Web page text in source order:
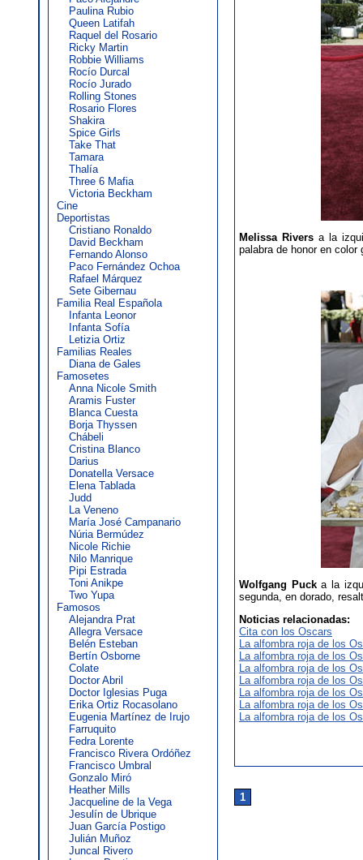
Paulina Rubio
Queen Latifah
Raquel del Rosario
Ricky Martin
Robbie Williams
Rocío Durcal
Rocío Jurado
Rolling Stones
Rosario Flores
Shakira
Spice Girls
Take That
Tamara
Thalía
Three 6 Mafia
Victoria Beckham
Cine
Deportistas
Cristiano Ronaldo
David Beckham
Fernando Alonso
Paco Fernández Ochoa
Rafael Márquez
Sete Gibernau
Familia Real Española
Infanta Leonor
Infanta Sofía
Letizia Ortiz
Familias Reales
Diana de Gales
Famosetes
Anna Nicole Smith
Aramis Fuster
Blanca Cuesta
Borja Thyssen
Chábeli
Cristina Blanco
Darius
Donatella Versace
Elena Tablada
Judd
La Veneno
María José Campanario
Núria Bermúdez
Nicole Richie
Nilo Manrique
Pipi Estrada
Toni Anikpe
Two Yupa
Famosos
Alejandra Prat
Allegra Versace
Belén Esteban
Bertín Osborne
Colate
Doctor Abril
Doctor Iglesias Puga
Erika Ortiz Rocasolano
Eugenia Martínez de Irujo
Farruquito
Fedra Lorente
Francisco Rivera Ordóñez
Francisco Umbral
Gonzalo Miró
Heather Mills
Jacqueline de la Vega
Jesulín de Ubrique
Juan García Postigo
Julián Muñoz
Juncal Rivero
Melissa Rivers a la
palabra de honor en color
Wolfgang Pucka la
segunda, en dorado,
Noticias relacionadas:
Cita con los Oscars
La alfombra roja de los
La alfombra roja de los
La alfombra roja de los
La alfombra roja de los
La alfombra roja de los
La alfombra roja de los
La alfombra roja de los
1